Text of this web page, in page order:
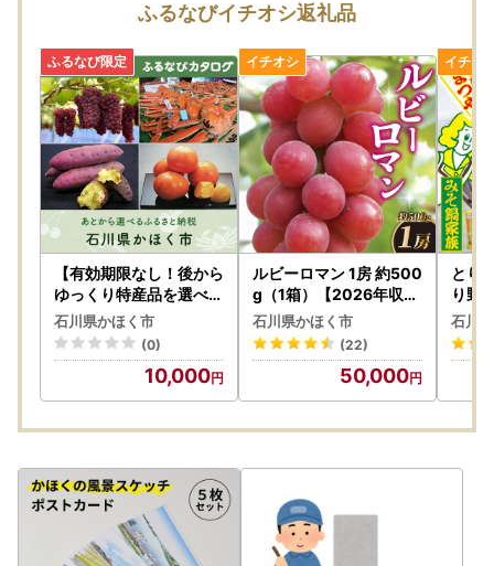
ふるなびイチオシ返礼品
【有効期限なし！後から
ゆっくり特産品を選べる
】石川県かほく市カタロ
グポイント
石川県かほく市
(0)
10,000
ルビーロマン 1房 約500
g（1箱）【2026年収穫
分】｜ ぶどう ぶどう 葡
萄
石川県かほく市
(22)
50,000
とり
り野
石川